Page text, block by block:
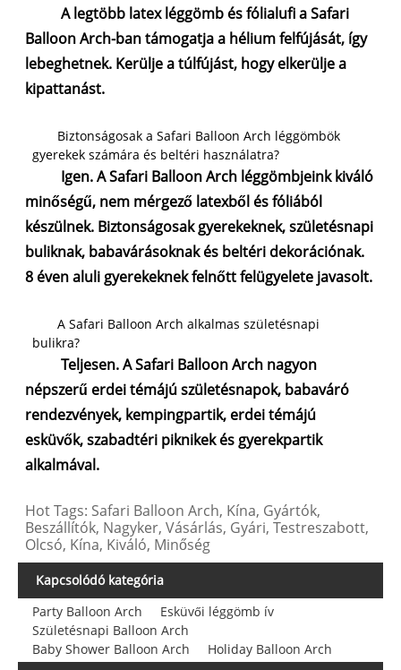
A legtöbb latex léggömb és fólialufi a Safari
Balloon Arch-ban támogatja a hélium felfújását, így
lebeghetnek. Kerülje a túlfújást, hogy elkerülje a
kipattanást.
Biztonságosak a Safari Balloon Arch léggömbök
gyerekek számára és beltéri használatra?
Igen. A Safari Balloon Arch léggömbjeink kiváló
minőségű, nem mérgező latexből és fóliából
készülnek. Biztonságosak gyerekeknek, születésnapi
buliknak, babavárásoknak és beltéri dekorációnak.
8 éven aluli gyerekeknek felnőtt felügyelete javasolt.
A Safari Balloon Arch alkalmas születésnapi
bulikra?
Teljesen. A Safari Balloon Arch nagyon
népszerű erdei témájú születésnapok, babaváró
rendezvények, kempingpartik, erdei témájú
esküvők, szabadtéri piknikek és gyerekpartik
alkalmával.
Hot Tags: Safari Balloon Arch, Kína, Gyártók,
Beszállítók, Nagyker, Vásárlás, Gyári, Testreszabott,
Olcsó, Kína, Kiváló, Minőség
Kapcsolódó kategória
Party Balloon Arch
Esküvői léggömb ív
Születésnapi Balloon Arch
Baby Shower Balloon Arch
Holiday Balloon Arch